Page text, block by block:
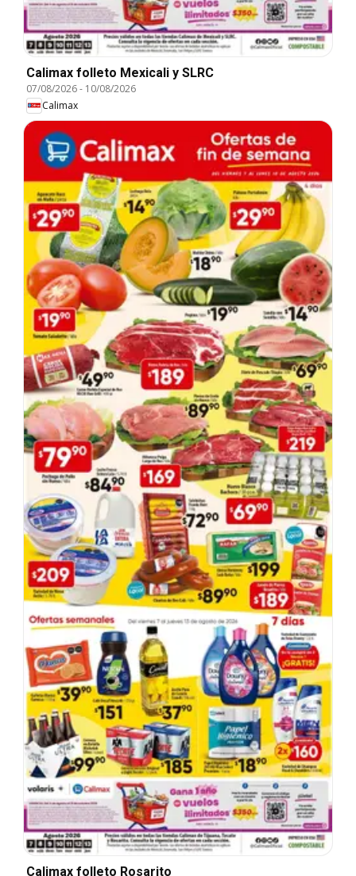
Calimax folleto Mexicali y SLRC
07/08/2026- 10/08/2026
Calimax
Calimax folleto Rosarito